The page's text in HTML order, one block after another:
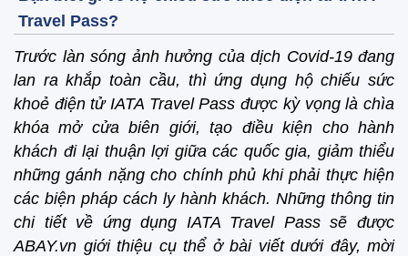
Travel Pass?
Trước làn sóng ảnh hưởng của dịch Covid-19 đang
lan ra khắp toàn cầu, thì ứng dụng hộ chiếu sức
khoẻ điện tử IATA Travel Pass được kỳ vọng là chìa
khóa mở cửa biên giới, tạo điều kiện cho hành
khách đi lại thuận lợi giữa các quốc gia, giảm thiểu
những gánh nặng cho chính phủ khi phải thực hiện
các biện pháp cách ly hành khách. Những thông tin
chi tiết về ứng dụng IATA Travel Pass sẽ được
ABAY.vn giới thiệu cụ thể ở bài viết dưới đây, mời